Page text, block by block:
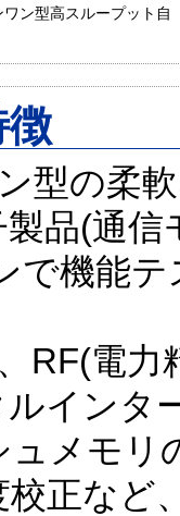
ン型高スループット自
徴
型の柔
品(通
で機能
RF(電力
インタ
ュメモリ
正など